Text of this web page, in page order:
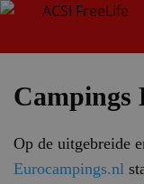
Campings
Op de uitgebreide
Eurocampings.nl